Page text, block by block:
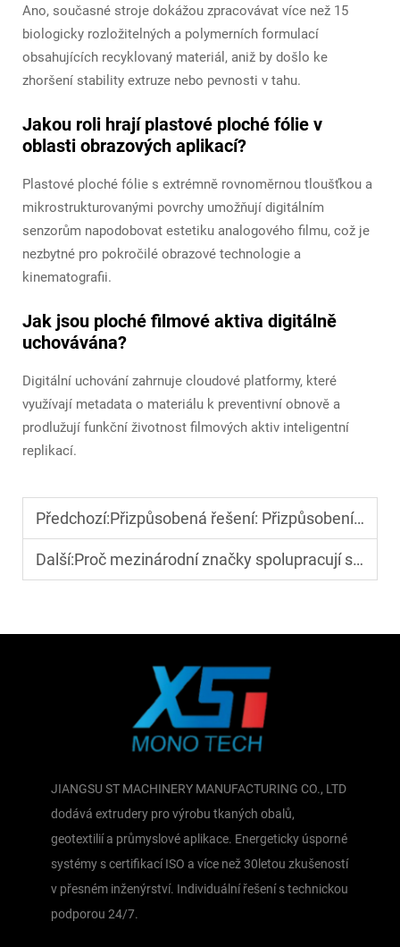
Ano, současné stroje dokážou zpracovávat více než 15
biologicky rozložitelných a polymerních formulací
obsahujících recyklovaný materiál, aniž by došlo ke
zhoršení stability extruze nebo pevnosti v tahu.
Jakou roli hrají plastové ploché fólie v
oblasti obrazových aplikací?
Plastové ploché fólie s extrémně rovnoměrnou tloušťkou a
mikrostrukturovanými povrchy umožňují digitálním
senzorům napodobovat estetiku analogového filmu, což je
nezbytné pro pokročilé obrazové technologie a
kinematografii.
Jak jsou ploché filmové aktiva digitálně
uchovávána?
Digitální uchování zahrnuje cloudové platformy, které
využívají metadata o materiálu k preventivní obnově a
prodlužují funkční životnost filmových aktiv inteligentní
replikací.
Předchozí:Přizpůsobená řešení: Přizpůsobení jednotek pro tažení výkresů konkrétním výrobním potřebám
Další:Proč mezinárodní značky spolupracují s [XST] při výrobě monofilamentu
JIANGSU ST MACHINERY MANUFACTURING CO., LTD
dodává extrudery pro výrobu tkaných obalů,
geotextilií a průmyslové aplikace. Energeticky úsporné
systémy s certifikací ISO a více než 30letou zkušeností
v přesném inženýrství. Individuální řešení s technickou
podporou 24/7.